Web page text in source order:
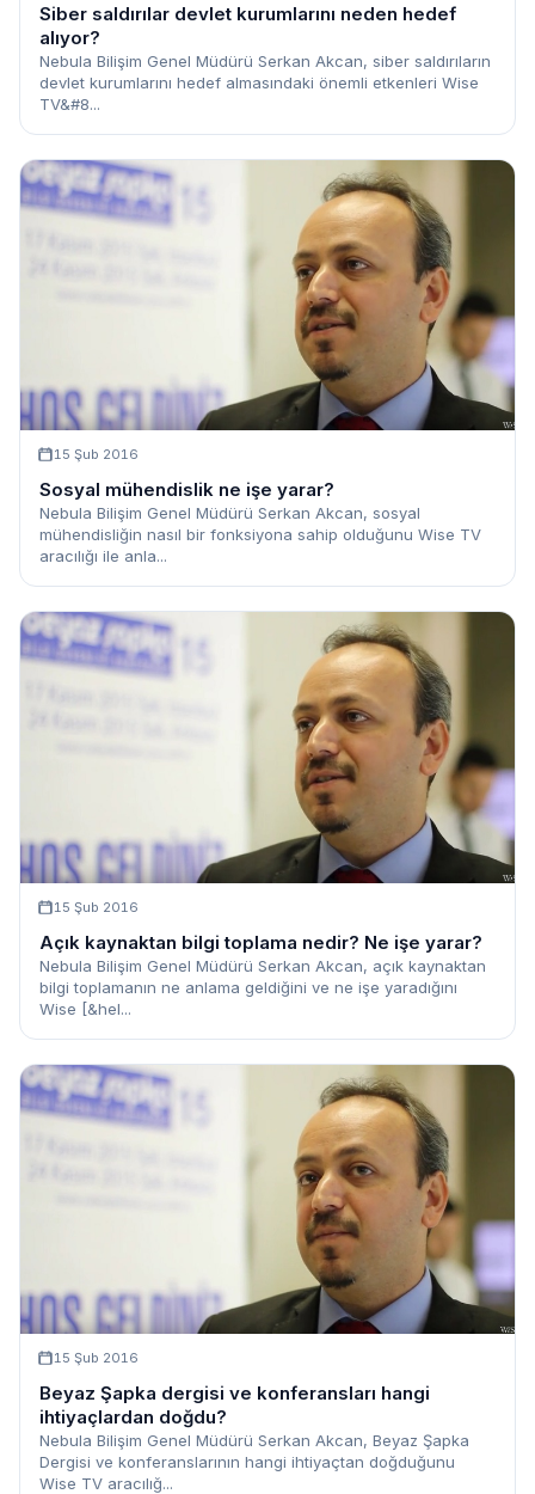
Siber saldırılar devlet kurumlarını neden hedef
alıyor?
Nebula Bilişim Genel Müdürü Serkan Akcan, siber saldırıların
devlet kurumlarını hedef almasındaki önemli etkenleri Wise
TV&#8...
15 Şub 2016
Sosyal mühendislik ne işe yarar?
Nebula Bilişim Genel Müdürü Serkan Akcan, sosyal
mühendisliğin nasıl bir fonksiyona sahip olduğunu Wise TV
aracılığı ile anla...
15 Şub 2016
Açık kaynaktan bilgi toplama nedir? Ne işe yarar?
Nebula Bilişim Genel Müdürü Serkan Akcan, açık kaynaktan
bilgi toplamanın ne anlama geldiğini ve ne işe yaradığını
Wise [&hel...
15 Şub 2016
Beyaz Şapka dergisi ve konferansları hangi
ihtiyaçlardan doğdu?
Nebula Bilişim Genel Müdürü Serkan Akcan, Beyaz Şapka
Dergisi ve konferanslarının hangi ihtiyaçtan doğduğunu
Wise TV aracılığ...